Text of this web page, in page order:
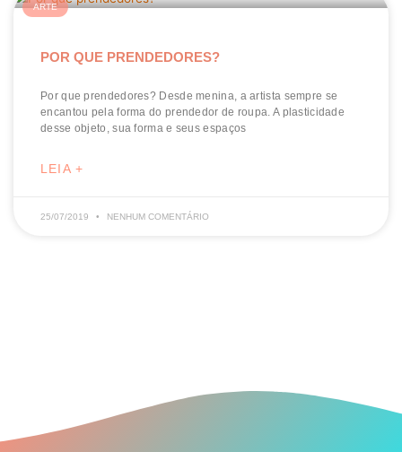
ARTE
POR QUE PRENDEDORES?
Por que prendedores? Desde menina, a artista sempre se
encantou pela forma do prendedor de roupa. A plasticidade
desse objeto, sua forma e seus espaços
LEIA +
25/07/2019 NENHUM COMENTÁRIO